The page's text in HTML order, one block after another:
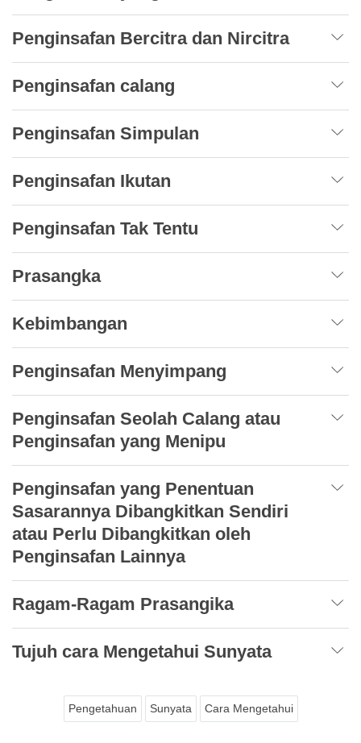
Penginsafan Bercitra dan Nircitra
Penginsafan calang
Penginsafan Simpulan
Penginsafan Ikutan
Penginsafan Tak Tentu
Prasangka
Kebimbangan
Penginsafan Menyimpang
Penginsafan Seolah Calang atau
Penginsafan yang Menipu
Penginsafan yang Penentuan
Sasarannya Dibangkitkan Sendiri
atau Perlu Dibangkitkan oleh
Penginsafan Lainnya
Ragam-Ragam Prasangika
Tujuh cara Mengetahui Sunyata
Pengetahuan Sunyata Cara Mengetahui